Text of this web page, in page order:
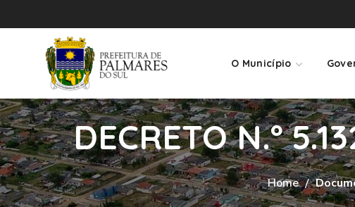
O Município
DECRETO N.º
Home